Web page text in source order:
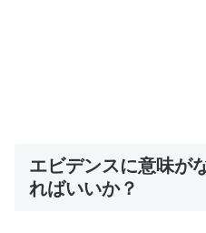
エビデンスに意味が
ればいいか？